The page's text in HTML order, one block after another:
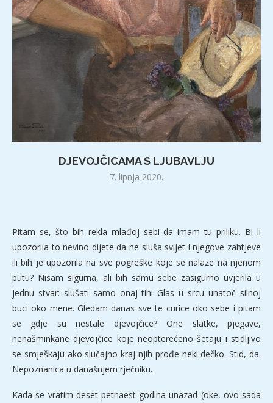
DJEVOJČICAMA S LJUBAVLJU
7. lipnja 2020.
Pitam se, što bih rekla mlađoj sebi da imam tu priliku. Bi li
upozorila to nevino dijete da ne sluša svijet i njegove zahtjeve
ili bih je upozorila na sve pogreške koje se nalaze na njenom
putu? Nisam sigurna, ali bih samu sebe zasigurno uvjerila u
jednu stvar: slušati samo onaj tihi Glas u srcu unatoč silnoj
buci oko mene. Gledam danas sve te curice oko sebe i pitam
se gdje su nestale djevojčice? One slatke, pjegave,
nenašminkane djevojčice koje neopterećeno šetaju i stidljivo
se smješkaju ako slučajno kraj njih prođe neki dečko. Stid, da.
Nepoznanica u današnjem rječniku.
Kada se vratim deset-petnaest godina unazad (oke, ovo sada